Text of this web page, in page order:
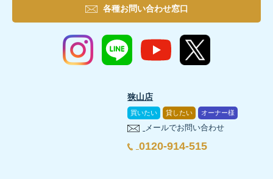
各種お問い合わせ窓口
狭山店
買いたい 貸したい オーナー様
メールでお問い合わせ
0120-914-515